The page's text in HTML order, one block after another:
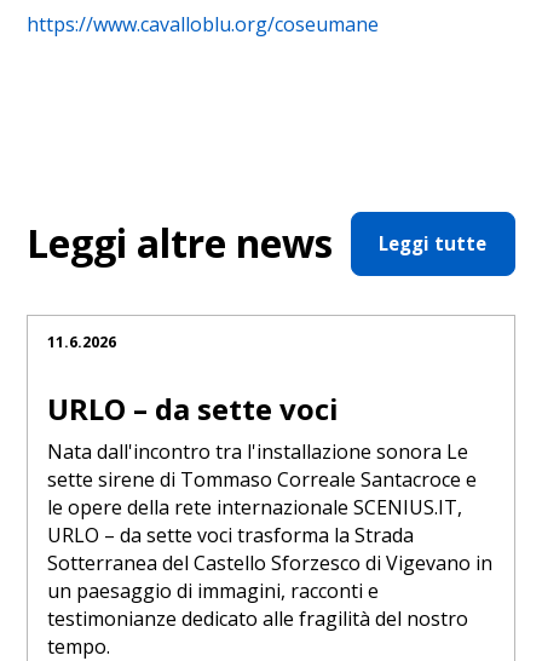
https://www.cavalloblu.org/coseumane
Leggi altre news Leggi tutte
11.6.2026
URLO – da sette voci
Nata dall'incontro tra l'installazione sonora Le
sette sirene di Tommaso Correale Santacroce e
le opere della rete internazionale SCENIUS.IT,
URLO – da sette voci trasforma la Strada
Sotterranea del Castello Sforzesco di Vigevano in
un paesaggio di immagini, racconti e
testimonianze dedicato alle fragilità del nostro
tempo.